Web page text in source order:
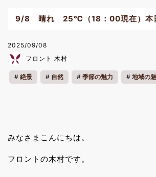
9/8 晴れ 25℃（18：00現在）本
2025/09/08
フロント 木村
絶景 自然 季節の魅力 地域の
みなさまこんにちは。
フロントの木村です。